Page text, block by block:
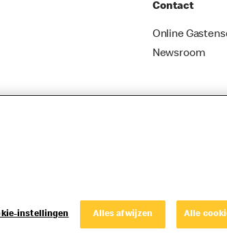
Contact
Online
Newsroom
instellingen Alles afwijzen Alle